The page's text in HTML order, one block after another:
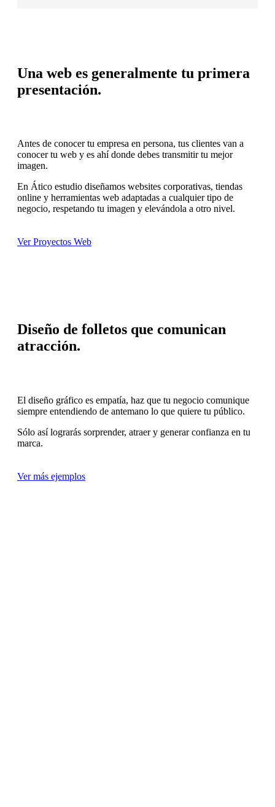
Una web es generalmente tu primera
presentación.
Antes de conocer tu empresa en persona, tus clientes van a
conocer tu web y es ahí donde debes transmitir tu mejor
imagen.
En Ático estudio diseñamos websites corporativas, tiendas
online y herramientas web adaptadas a cualquier tipo de
negocio, respetando tu imagen y elevándola a otro nivel.
Ver Proyectos Web
Diseño de folletos que comunican
atracción.
El diseño gráfico es empatía, haz que tu negocio comunique
siempre entendiendo de antemano lo que quiere tu público.
Sólo así lograrás sorprender, atraer y generar confianza en tu
marca.
Ver más ejemplos